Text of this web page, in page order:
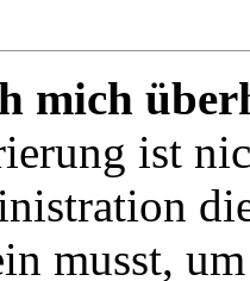
mich
ist
musst,